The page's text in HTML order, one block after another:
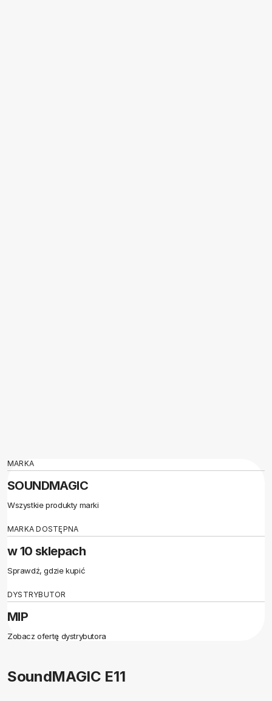
MARKA
SOUNDMAGIC
Wszystkie produkty marki
MARKA DOSTĘPNA
w 10 sklepach
Sprawdź, gdzie kupić
DYSTRYBUTOR
MIP
Zobacz ofertę dystrybutora
SoundMAGIC E11